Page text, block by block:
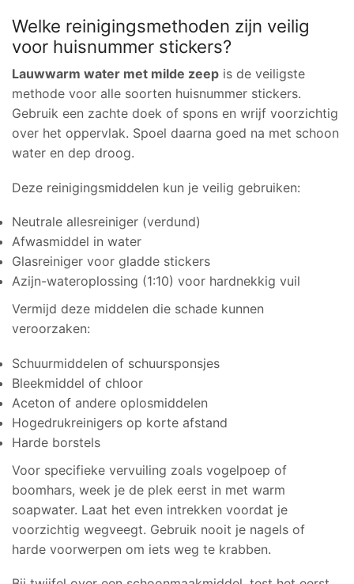
Welke reinigingsmethoden zijn veilig
voor huisnummer stickers?
Lauwwarm water met milde zeep is de veiligste
methode voor alle soorten huisnummer stickers.
Gebruik een zachte doek of spons en wrijf voorzichtig
over het oppervlak. Spoel daarna goed na met schoon
water en dep droog.
Deze reinigingsmiddelen kun je veilig gebruiken:
Neutrale allesreiniger (verdund)
Afwasmiddel in water
Glasreiniger voor gladde stickers
Azijn-wateroplossing (1:10) voor hardnekkig vuil
Vermijd deze middelen die schade kunnen
veroorzaken:
Schuurmiddelen of schuursponsjes
Bleekmiddel of chloor
Aceton of andere oplosmiddelen
Hogedrukreinigers op korte afstand
Harde borstels
Voor specifieke vervuiling zoals vogelpoep of
boomhars, week je de plek eerst in met warm
soapwater. Laat het even intrekken voordat je
voorzichtig wegveegt. Gebruik nooit je nagels of
harde voorwerpen om iets weg te krabben.